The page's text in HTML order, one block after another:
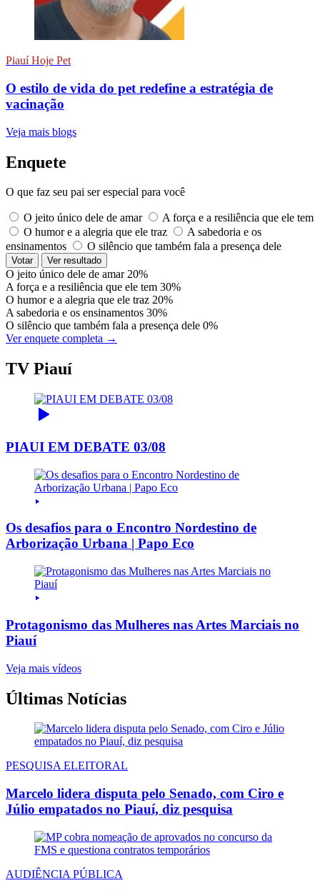
Piauí Hoje Pet
O estilo de vida do pet redefine a estratégia de
vacinação
Veja mais blogs
Enquete
O que faz seu pai ser especial para você
O jeito único dele de amar
A força e a resiliência que ele tem
O humor e a alegria que ele traz
A sabedoria e os
ensinamentos
O silêncio que também fala a presença dele
Votar Ver resultado
O jeito único dele de amar 20%
A força e a resiliência que ele tem 30%
O humor e a alegria que ele traz 20%
A sabedoria e os ensinamentos 30%
O silêncio que também fala a presença dele 0%
Ver enquete completa →
TV Piauí
PIAUI EM DEBATE 03/08
Os desafios para o Encontro Nordestino de
Arborização Urbana | Papo Eco
Protagonismo das Mulheres nas Artes Marciais no
Piauí
Veja mais vídeos
Últimas Notícias
PESQUISA ELEITORAL
Marcelo lidera disputa pelo Senado, com Ciro e
Júlio empatados no Piauí, diz pesquisa
AUDIÊNCIA PÚBLICA